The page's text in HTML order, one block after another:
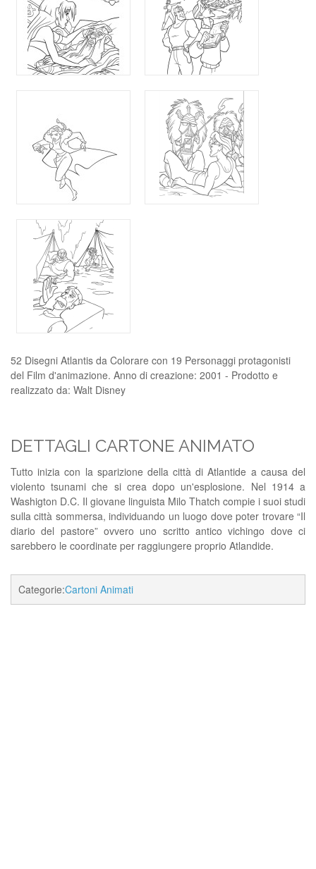
52 Disegni Atlantis da Colorare con 19 Personaggi protagonisti
del Film d'animazione. Anno di creazione: 2001 - Prodotto e
realizzato da: Walt Disney
DETTAGLI CARTONE ANIMATO
Tutto inizia con la sparizione della città di Atlantide a causa del
violento tsunami che si crea dopo un'esplosione. Nel 1914 a
Washigton D.C. Il giovane linguista Milo Thatch compie i suoi studi
sulla città sommersa, individuando un luogo dove poter trovare “Il
diario del pastore” ovvero uno scritto antico vichingo dove ci
sarebbero le coordinate per raggiungere proprio Atlandide.
Categorie:Cartoni Animati